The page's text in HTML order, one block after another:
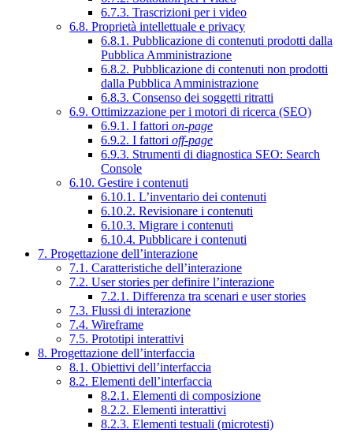
6.7.3. Trascrizioni per i video
6.8. Proprietà intellettuale e privacy
6.8.1. Pubblicazione di contenuti prodotti dalla
Pubblica Amministrazione
6.8.2. Pubblicazione di contenuti non prodotti
dalla Pubblica Amministrazione
6.8.3. Consenso dei soggetti ritratti
6.9. Ottimizzazione per i motori di ricerca (SEO)
6.9.1. I fattori on-page
6.9.2. I fattori off-page
6.9.3. Strumenti di diagnostica SEO: Search
Console
6.10. Gestire i contenuti
6.10.1. L’inventario dei contenuti
6.10.2. Revisionare i contenuti
6.10.3. Migrare i contenuti
6.10.4. Pubblicare i contenuti
7. Progettazione dell’interazione
7.1. Caratteristiche dell’interazione
7.2. User stories per definire l’interazione
7.2.1. Differenza tra scenari e user stories
7.3. Flussi di interazione
7.4. Wireframe
7.5. Prototipi interattivi
8. Progettazione dell’interfaccia
8.1. Obiettivi dell’interfaccia
8.2. Elementi dell’interfaccia
8.2.1. Elementi di composizione
8.2.2. Elementi interattivi
8.2.3. Elementi testuali (microtesti)